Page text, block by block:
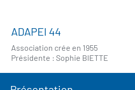
ADAPEI 44
Association crée en 1955
Présidente : Sophie BIETTE